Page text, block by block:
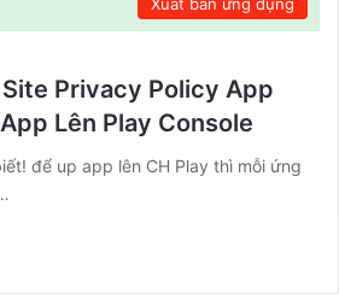
Privacy Policy App
Lên Play Console
để up app lên CH Play thì mỗi ứng